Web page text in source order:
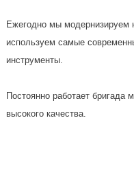
Ежегодно мы модернизируем
используем самые
инструменты.
Постоянно работает бригада
высокого качества.